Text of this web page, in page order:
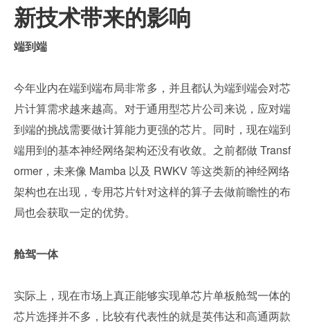
新技术带来的影响
端到端
今年业内在端到端布局非常多，并且都认为端到端会对芯
片计算需求越来越高。对于通用型芯片公司来说，应对端
到端的挑战需要做计算能力更强的芯片。同时，现在端到
端用到的基本神经网络架构还没有收敛。之前都做 Transf
ormer，未来像 Mamba 以及 RWKV 等这类新的神经网络
架构也在出现，专用芯片针对这样的算子去做前瞻性的布
局也会获取一定的优势。
舱驾一体
实际上，现在市场上真正能够实现单芯片单板舱驾一体的
芯片选择并不多，比较有代表性的就是英伟达和高通两款